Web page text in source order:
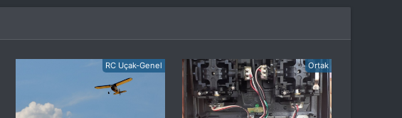
RC Uçak-Genel Ortak